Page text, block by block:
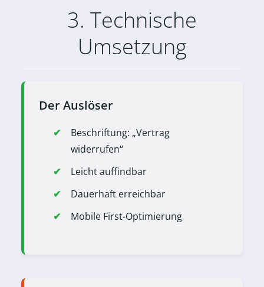
3. Technische
Umsetzung
Der Auslöser
Beschriftung: „Vertrag
widerrufen“
Leicht auffindbar
Dauerhaft erreichbar
Mobile First-Optimierung